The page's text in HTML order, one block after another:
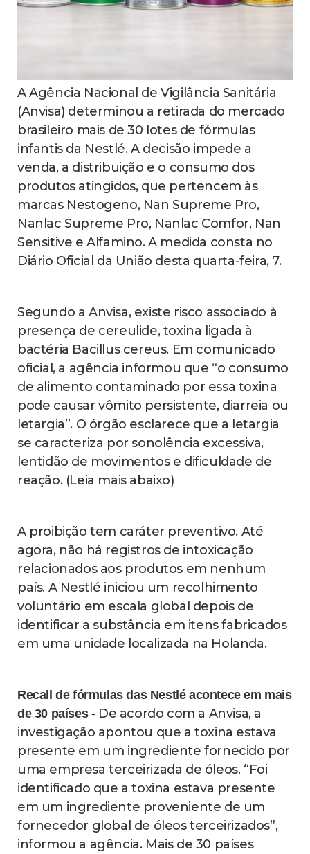
A Agência Nacional de Vigilância Sanitária
(Anvisa) determinou a retirada do mercado
brasileiro mais de 30 lotes de fórmulas
infantis da Nestlé. A decisão impede a
venda, a distribuição e o consumo dos
produtos atingidos, que pertencem às
marcas Nestogeno, Nan Supreme Pro,
Nanlac Supreme Pro, Nanlac Comfor, Nan
Sensitive e Alfamino. A medida consta no
Diário Oficial da União desta quarta-feira, 7.
Segundo a Anvisa, existe risco associado à
presença de cereulide, toxina ligada à
bactéria Bacillus cereus. Em comunicado
oficial, a agência informou que “o consumo
de alimento contaminado por essa toxina
pode causar vômito persistente, diarreia ou
letargia”. O órgão esclarece que a letargia
se caracteriza por sonolência excessiva,
lentidão de movimentos e dificuldade de
reação. (Leia mais abaixo)
A proibição tem caráter preventivo. Até
agora, não há registros de intoxicação
relacionados aos produtos em nenhum
país. A Nestlé iniciou um recolhimento
voluntário em escala global depois de
identificar a substância em itens fabricados
em uma unidade localizada na Holanda.
Recall de fórmulas das Nestlé acontece em mais
de 30 países - De acordo com a Anvisa, a
investigação apontou que a toxina estava
presente em um ingrediente fornecido por
uma empresa terceirizada de óleos. “Foi
identificado que a toxina estava presente
em um ingrediente proveniente de um
fornecedor global de óleos terceirizados”,
informou a agência. Mais de 30 países